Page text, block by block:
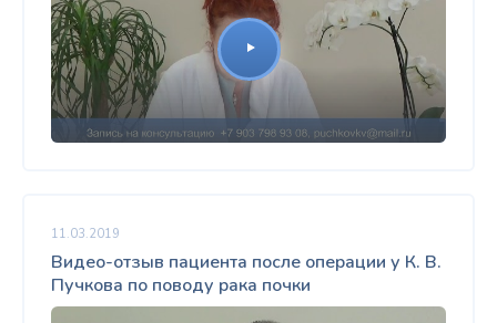
11.03.2019
Видео-отзыв пациента после операции у К. В.
Пучкова по поводу рака почки